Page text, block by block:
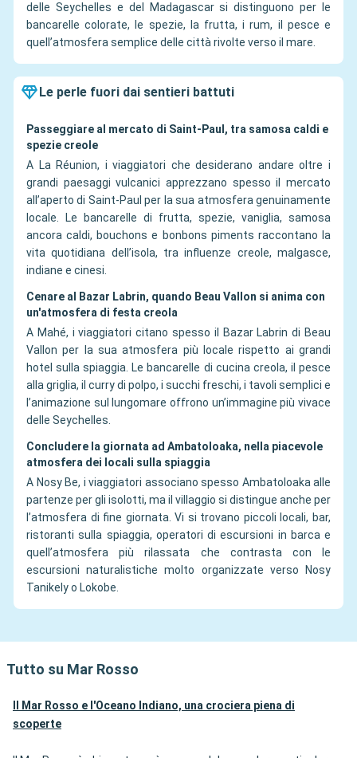
delle Seychelles e del Madagascar si distinguono per le
bancarelle colorate, le spezie, la frutta, i rum, il pesce e
quell’atmosfera semplice delle città rivolte verso il mare.
Le perle fuori dai sentieri battuti
Passeggiare al mercato di Saint-Paul, tra samosa caldi e
spezie creole
A La Réunion, i viaggiatori che desiderano andare oltre i
grandi paesaggi vulcanici apprezzano spesso il mercato
all’aperto di Saint-Paul per la sua atmosfera genuinamente
locale. Le bancarelle di frutta, spezie, vaniglia, samosa
ancora caldi, bouchons e bonbons piments raccontano la
vita quotidiana dell’isola, tra influenze creole, malgasce,
indiane e cinesi.
Cenare al Bazar Labrin, quando Beau Vallon si anima con
un'atmosfera di festa creola
A Mahé, i viaggiatori citano spesso il Bazar Labrin di Beau
Vallon per la sua atmosfera più locale rispetto ai grandi
hotel sulla spiaggia. Le bancarelle di cucina creola, il pesce
alla griglia, il curry di polpo, i succhi freschi, i tavoli semplici e
l’animazione sul lungomare offrono un’immagine più vivace
delle Seychelles.
Concludere la giornata ad Ambatoloaka, nella piacevole
atmosfera dei locali sulla spiaggia
A Nosy Be, i viaggiatori associano spesso Ambatoloaka alle
partenze per gli isolotti, ma il villaggio si distingue anche per
l’atmosfera di fine giornata. Vi si trovano piccoli locali, bar,
ristoranti sulla spiaggia, operatori di escursioni in barca e
quell’atmosfera più rilassata che contrasta con le
escursioni naturalistiche molto organizzate verso Nosy
Tanikely o Lokobe.
Tutto su Mar Rosso
Il Mar Rosso e l'Oceano Indiano, una crociera piena di
scoperte